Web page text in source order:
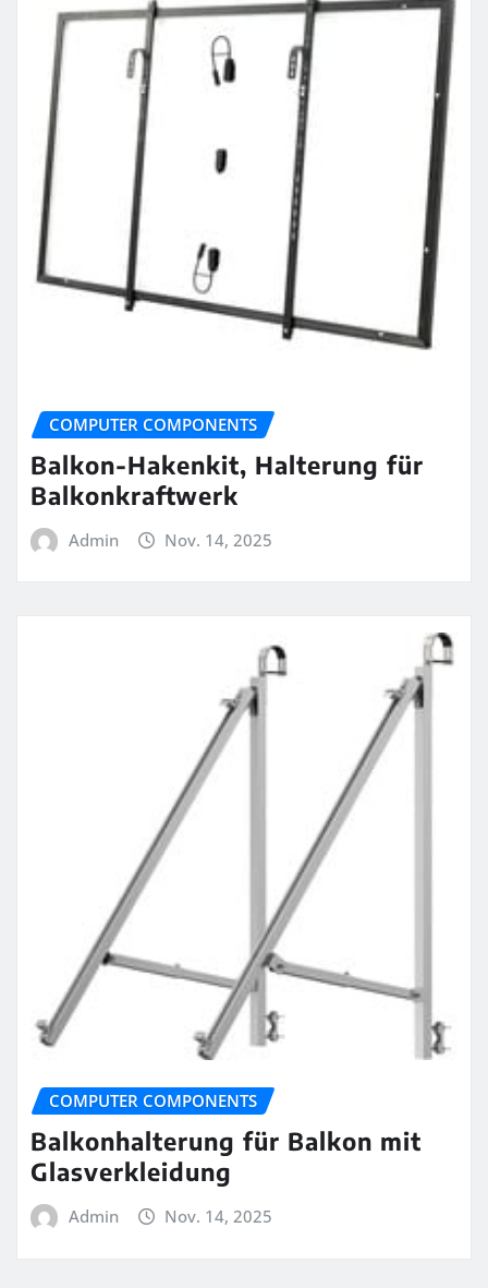
COMPUTER COMPONENTS
Balkon-Hakenkit, Halterung für
Balkonkraftwerk
Admin Nov. 14, 2025
COMPUTER COMPONENTS
Balkonhalterung für Balkon mit
Glasverkleidung
Admin Nov. 14, 2025